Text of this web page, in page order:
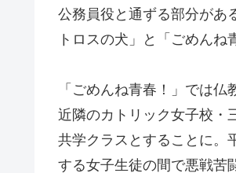
公務員役と通ずる部分があ
トロスの犬」と「ごめんね
「ごめんね青春！」では
近隣のカトリック女子校・
共学クラスとすることに。
する女子生徒の間で悪戦苦